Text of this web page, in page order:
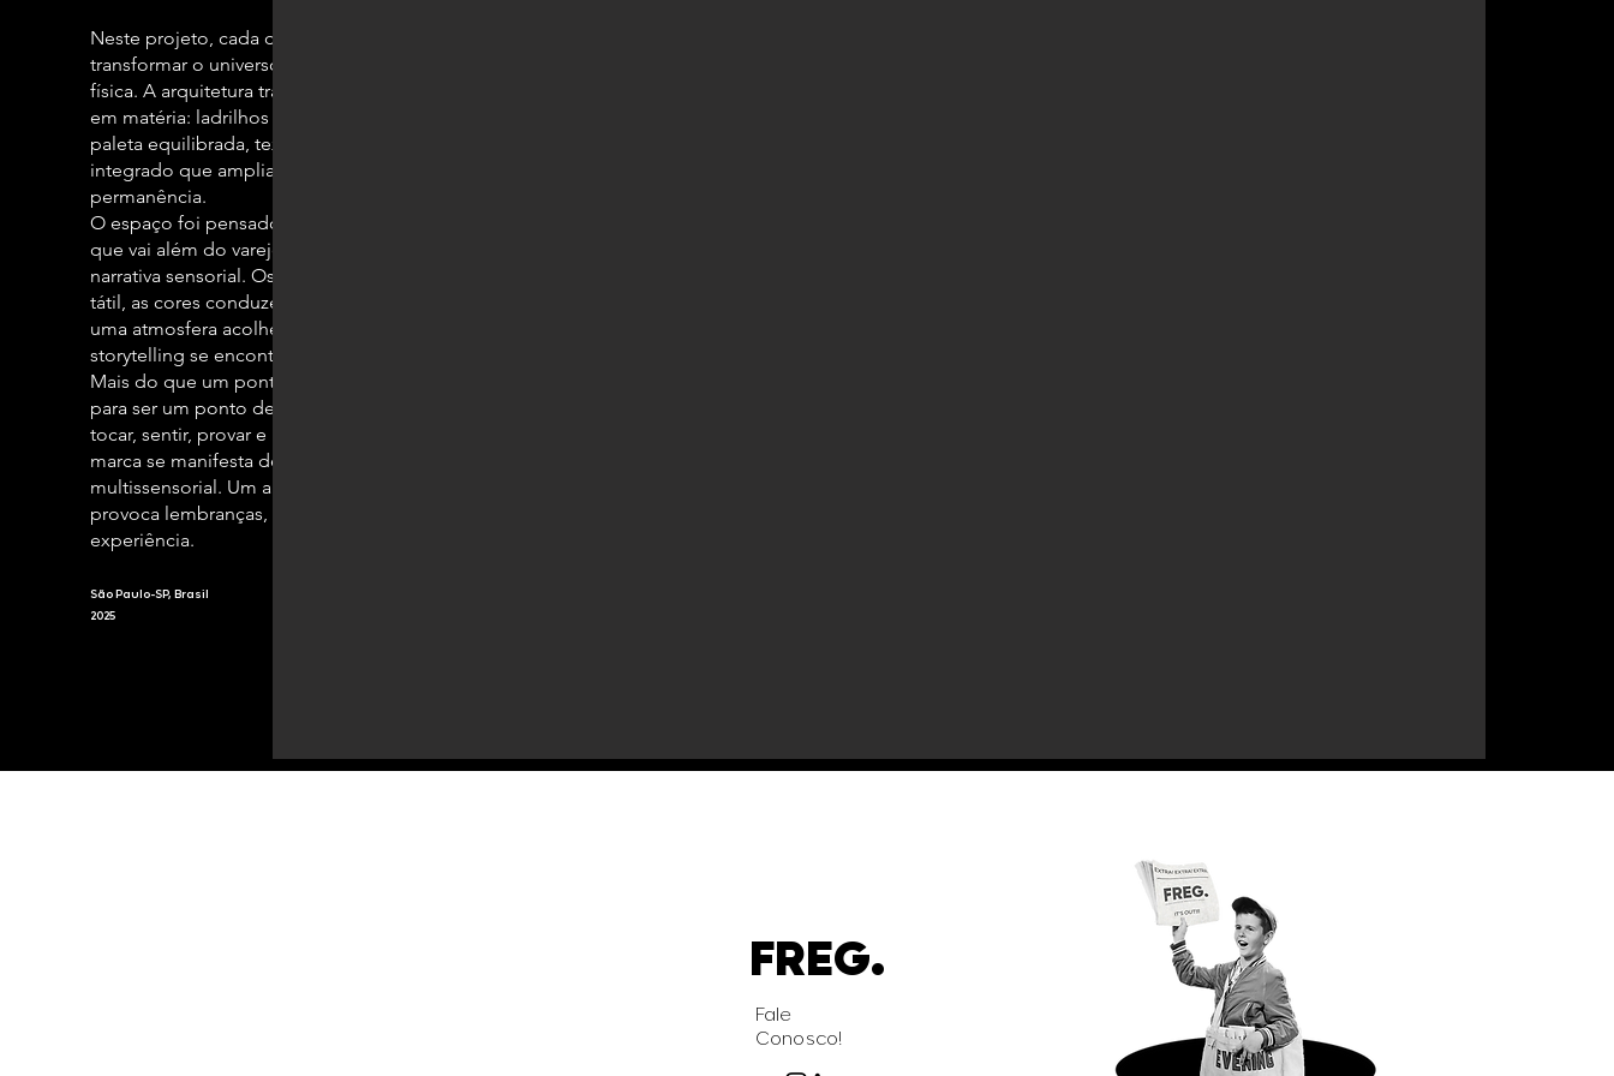
Neste projeto, cada detalhe foi desenhado para
transformar o universo do cacau em presença
física. A arquitetura traduz a identidade da marca
em matéria: ladrilhos que remetem ao chocolate,
paleta equilibrada, texturas quentes e um café
integrado que amplia a experiência e convida à
permanência.
O espaço foi pensado como uma loja conceito
que vai além do varejo. Aqui, o cacau se torna uma
narrativa sensorial. Os materiais evocam memória
tátil, as cores conduzem o olhar e a iluminação cria
uma atmosfera acolhedora, onde design e
storytelling se encontram de forma natural.
Mais do que um ponto de venda, o projeto nasceu
para ser um ponto de conexão. Um lugar feito para
tocar, sentir, provar e lembrar, onde a essência da
marca se manifesta de forma viva, envolvente e
multissensorial. Um ambiente que acolhe e
provoca lembranças, transformando identidade em
experiência.
São Paulo-SP, Brasil
2025
FREG.
Fale
Conosco!